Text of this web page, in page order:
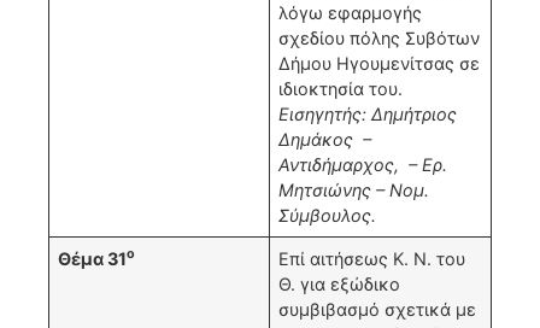
λόγω εφαρμογής
σχεδίου πόλης Συβότων
Δήμου Ηγουμενίτσας σε
ιδιοκτησία του.
Εισηγητής: Δημήτριος
Δημάκος –
Αντιδήμαρχος, – Ερ.
Μητσιώνης – Νομ.
Σύμβουλος.
Θέμα 31ο
Επί αιτήσεως Κ. Ν. του
Θ. για εξώδικο
συμβιβασμό σχετικά με